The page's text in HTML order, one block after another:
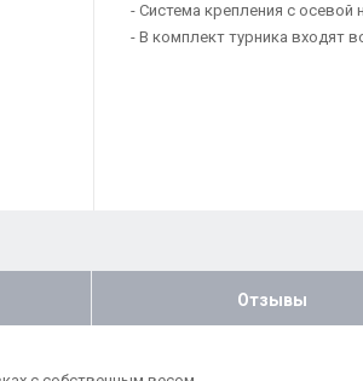
- Система крепления с осевой
- В комплект турника входят
Отзывы